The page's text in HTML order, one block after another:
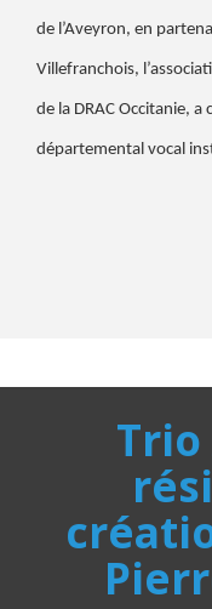
de l’Aveyron, en
Villefranchois,
de la DRAC Occitanie, a
départemental vocal
Trio